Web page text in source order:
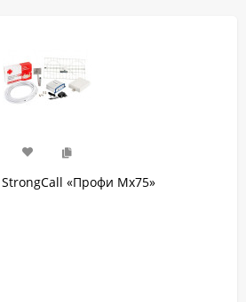
«Профи Мх75»